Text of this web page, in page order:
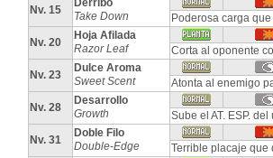
Nv. 15
Derribo
Take Down
Poderosa carga
Nv. 20
Hoja Afilada
Razor Leaf
Corta al oponente
Nv. 23
Dulce Aroma
Sweet Scent
Atonta al enemigo
Nv. 28
Desarrollo
Growth
Sube el AT. ESP. del
Nv. 31
Doble Filo
Double-Edge
Terrible placaje que